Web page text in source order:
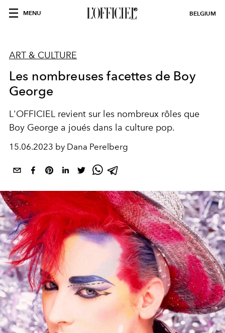
MENU BELGIUM
ART & CULTURE
Les nombreuses facettes de Boy
George
L'OFFICIEL revient sur les nombreux rôles que
Boy George a joués dans la culture pop.
15.06.2023 by Dana Perelberg